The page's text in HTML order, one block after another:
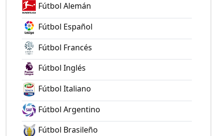
Fútbol Alemán
Fútbol Español
Fútbol Francés
Fútbol Inglés
Fútbol Italiano
Fútbol Argentino
Fútbol Brasileño